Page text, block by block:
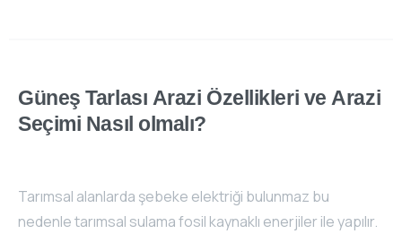
Güneş Tarlası Arazi Özellikleri ve Arazi
Seçimi Nasıl olmalı?
Tarımsal alanlarda şebeke elektriği bulunmaz bu
nedenle tarımsal sulama fosil kaynaklı enerjiler ile yapılır.